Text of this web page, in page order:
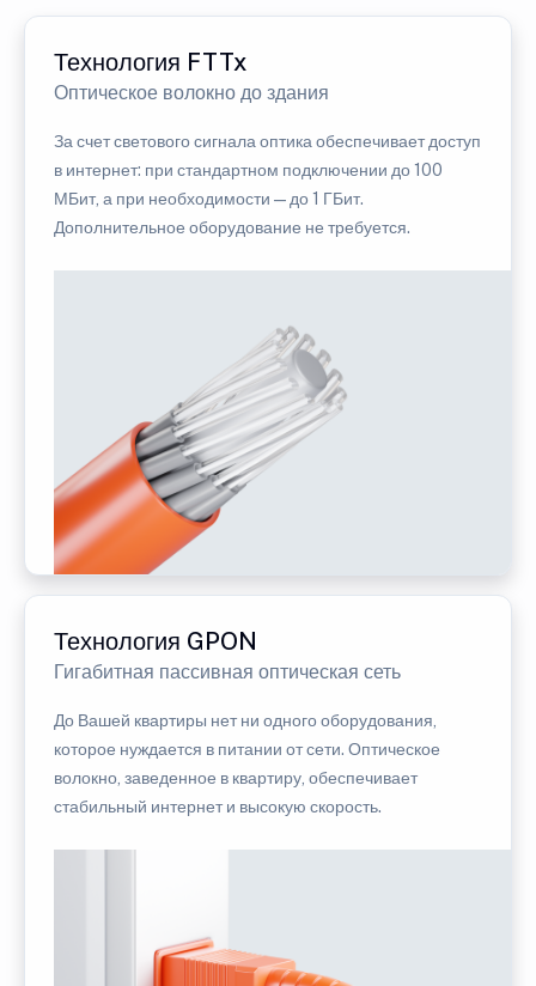
Технология FTTx
Оптическое волокно до здания
За счет светового сигнала оптика обеспечивает доступ
в интернет: при стандартном подключении до 100
МБит, а при необходимости — до 1 ГБит.
Дополнительное оборудование не требуется.
Технология GPON
Гигабитная пассивная оптическая сеть
До Вашей квартиры нет ни одного оборудования,
которое нуждается в питании от сети. Оптическое
волокно, заведенное в квартиру, обеспечивает
стабильный интернет и высокую скорость.